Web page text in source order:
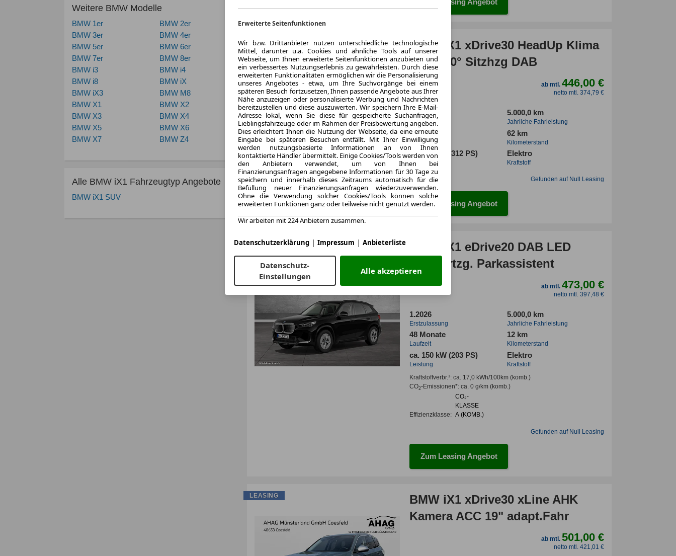
Weitere BMW Modelle
BMW 1er
BMW 2er
BMW 3er
BMW 4er
BMW 5er
BMW 6er
BMW 7er
BMW 8er
BMW i3
BMW i4
BMW i8
BMW iX
BMW iX3
BMW M8
BMW X1
BMW X2
BMW X3
BMW X4
BMW X5
BMW X6
BMW X7
BMW Z4
Alle BMW iX1 Fahrzeugtyp Angebote
BMW iX1 SUV
Zum Leasing Angebot
BMW iX1 xDrive30 HeadUp Klima
LED 360° Sitzhzg DAB
ab mtl.446,00 €
netto mtl. 374,79 €
5.2023
Erstzulassung
5.000,0 km
Jahrliche Fahrleistung
48 Monate
Laufzeit
62 km
Kilometerstand
ca. 230 kW (312 PS)
Leistung
Elektro
Kraftstoff
Gefunden auf Null Leasing
Zum Leasing Angebot
LEASING
BMW iX1 eDrive20 DAB LED
Komfortzg. Parkassistent
ab mtl.473,00 €
netto mtl. 397,48 €
1.2026
Erstzulassung
5.000,0 km
Jahrliche Fahrleistung
48 Monate
Laufzeit
12 km
Kilometerstand
ca. 150 kW (203 PS)
Leistung
Elektro
Kraftstoff
Kraftstoffverbr.¹: ca. 17,0 kWh/100km(komb.)
CO2-Emissionen*: ca. 0 g/km(komb.)
Effizienzklasse:
CO₂-
KLASSE
A (KOMB.)
Gefunden auf Null Leasing
Zum Leasing Angebot
LEASING
BMW iX1 xDrive30 xLine AHK
Kamera ACC 19" adapt.Fahr
ab mtl.501,00 €
netto mtl. 421,01 €
LEASING
Erweiterte Seitenfunktionen
Wir bzw. Drittanbieter nutzen unterschiedliche technologische
Mittel, darunter u.a. Cookies und ähnliche Tools auf unserer
Webseite, um Ihnen erweiterte Seitenfunktionen anzubieten und
ein verbessertes Nutzungserlebnis zu gewährleisten. Durch diese
erweiterten Funktionalitäten ermöglichen wir die Personalisierung
unseres Angebotes - etwa, um Ihre Suchvorgänge bei einem
späteren Besuch fortzusetzen, Ihnen passende Angebote aus Ihrer
Nähe anzuzeigen oder personalisierte Werbung und Nachrichten
bereitzustellen und diese auszuwerten. Wir speichern Ihre E-Mail-
Adresse lokal, wenn Sie diese für gespeicherte Suchanfragen,
Lieblingsfahrzeuge oder im Rahmen der Preisbewertung angeben.
Dies erleichtert Ihnen die Nutzung der Webseite, da eine erneute
Eingabe bei späteren Besuchen entfällt. Mit Ihrer Einwilligung
werden nutzungsbasierte Informationen an von Ihnen
kontaktierte Händler übermittelt. Einige Cookies/Tools werden von
den Anbietern verwendet, um von Ihnen bei
Finanzierungsanfragen angegebene Informationen für 30 Tage zu
speichern und innerhalb dieses Zeitraums automatisch für die
Befüllung neuer Finanzierungsanfragen wiederzuverwenden.
Ohne die Verwendung solcher Cookies/Tools können solche
erweiterten Funktionen ganz oder teilweise nicht genutzt werden.
Wir arbeiten mit 224 Anbietern zusammen.
Datenschutzerklärung | Impressum | Anbieterliste
Datenschutz-
Einstellungen
Alle akzeptieren